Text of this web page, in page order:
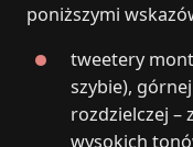
poniższymi
tweetery
szybie),
rozdzielczej –
wysokich